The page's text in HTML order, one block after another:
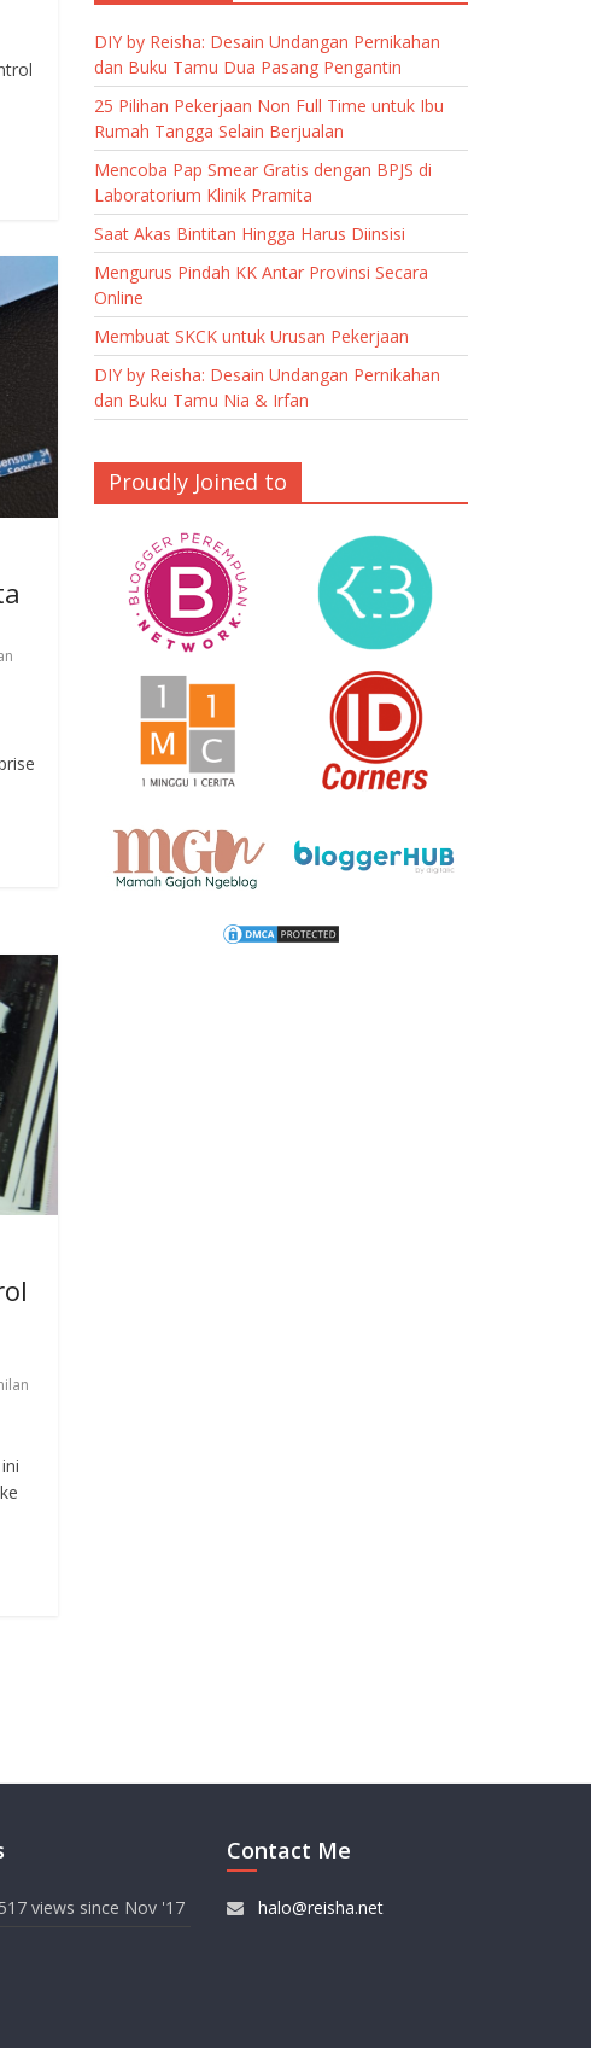
DIY by Reisha: Desain Undangan Pernikahan
dan Buku Tamu Dua Pasang Pengantin
25 Pilihan Pekerjaan Non Full Time untuk Ibu
Rumah Tangga Selain Berjualan
Mencoba Pap Smear Gratis dengan BPJS di
Laboratorium Klinik Pramita
Saat Akas Bintitan Hingga Harus Diinsisi
Mengurus Pindah KK Antar Provinsi Secara
Online
Membuat SKCK untuk Urusan Pekerjaan
DIY by Reisha: Desain Undangan Pernikahan
dan Buku Tamu Nia & Irfan
Proudly Joined to
views since Nov '17
Contact Me